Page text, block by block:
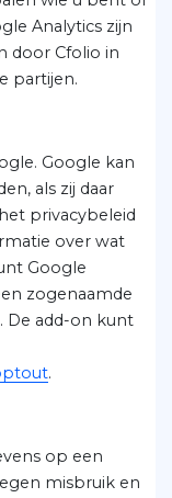
Analytics zijn
door Cfolio in
partijen.
Google kan
als zij daar
privacybeleid
over wat
Google
zogenaamde
De add-on kunt
.
op een
misbruik en